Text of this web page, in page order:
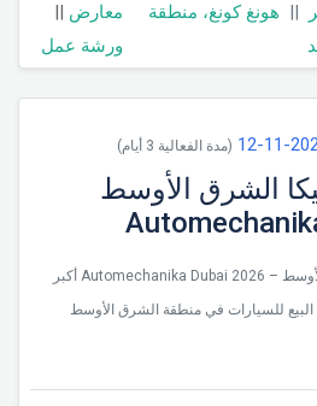
|| هونغ كونغ، منطقة
معارض ||
ورشة عمل
(مدة الفعالية 3 أيام)
الشرق الأوسط
يُعد معرض أوتوميكانيكا الشرق الأوسط – Automechanika Dubai 2026 أكبر
البيع للسيارات في منطقة الشرق الأوسط